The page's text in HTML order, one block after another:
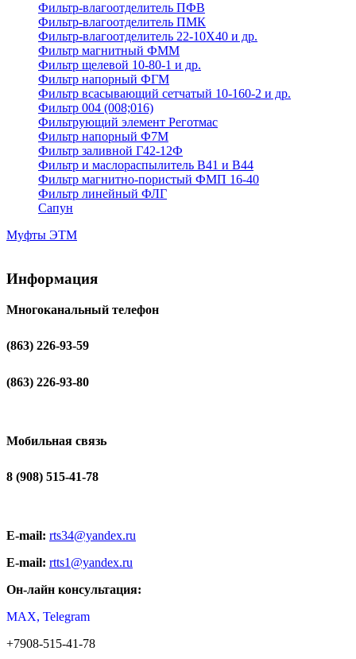
Фильтр-влагоотделитель ПФВ
Фильтр-влагоотделитель ПМК
Фильтр-влагоотделитель 22-10Х40 и др.
Фильтр магнитный ФММ
Фильтр щелевой 10-80-1 и др.
Фильтр напорный ФГМ
Фильтр всасывающий сетчатый 10-160-2 и др.
Фильтр 004 (008;016)
Фильтрующий элемент Реготмас
Фильтр напорный Ф7М
Фильтр заливной Г42-12Ф
Фильтр и маслораспылитель В41 и В44
Фильтр магнитно-пористый ФМП 16-40
Фильтр линейный ФЛГ
Сапун
Муфты ЭТМ
Информация
Многоканальный телефон
(863) 226-93-59
(863) 226-93-80
Мобильная связь
8 (908) 515-41-78
E-mail: rts34@yandex.ru
E-mail: rtts1@yandex.ru
Он-лайн консультация:
MAX, Telegram
+7908-515-41-78